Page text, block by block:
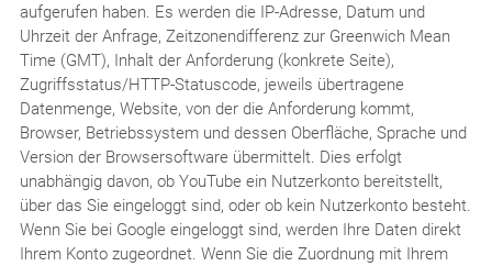
aufgerufen haben. Es werden die IP-Adresse, Datum und
Uhrzeit der Anfrage, Zeitzonendifferenz zur Greenwich Mean
Time (GMT), Inhalt der Anforderung (konkrete Seite),
Zugriffsstatus/HTTP-Statuscode, jeweils übertragene
Datenmenge, Website, von der die Anforderung kommt,
Browser, Betriebssystem und dessen Oberfläche, Sprache und
Version der Browsersoftware übermittelt. Dies erfolgt
unabhängig davon, ob YouTube ein Nutzerkonto bereitstellt,
über das Sie eingeloggt sind, oder ob kein Nutzerkonto besteht.
Wenn Sie bei Google eingeloggt sind, werden Ihre Daten direkt
Ihrem Konto zugeordnet. Wenn Sie die Zuordnung mit Ihrem